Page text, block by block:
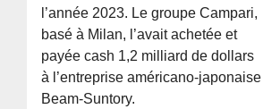
l’année 2023. Le groupe Campari,
basé à Milan, l’avait achetée et
payée cash 1,2 milliard de dollars
à l’entreprise américano-japonaise
Beam-Suntory.